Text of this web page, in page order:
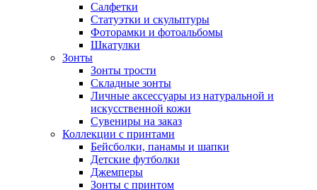
Салфетки
Статуэтки и скульптуры
Фоторамки и фотоальбомы
Шкатулки
Зонты
Зонты трости
Складные зонты
Личные аксессуары из натуральной и
искусственной кожи
Сувениры на заказ
Коллекции с принтами
Бейсболки, панамы и шапки
Детские футболки
Джемперы
Зонты с принтом